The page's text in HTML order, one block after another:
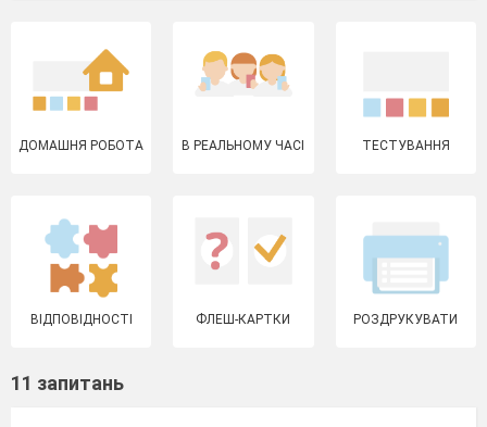
ДОМАШНЯ РОБОТА В РЕАЛЬНОМУ ЧАСІ ТЕСТУВАННЯ
ВІДПОВІДНОСТІ ФЛЕШ-КАРТКИ РОЗДРУКУВАТИ
11 запитань